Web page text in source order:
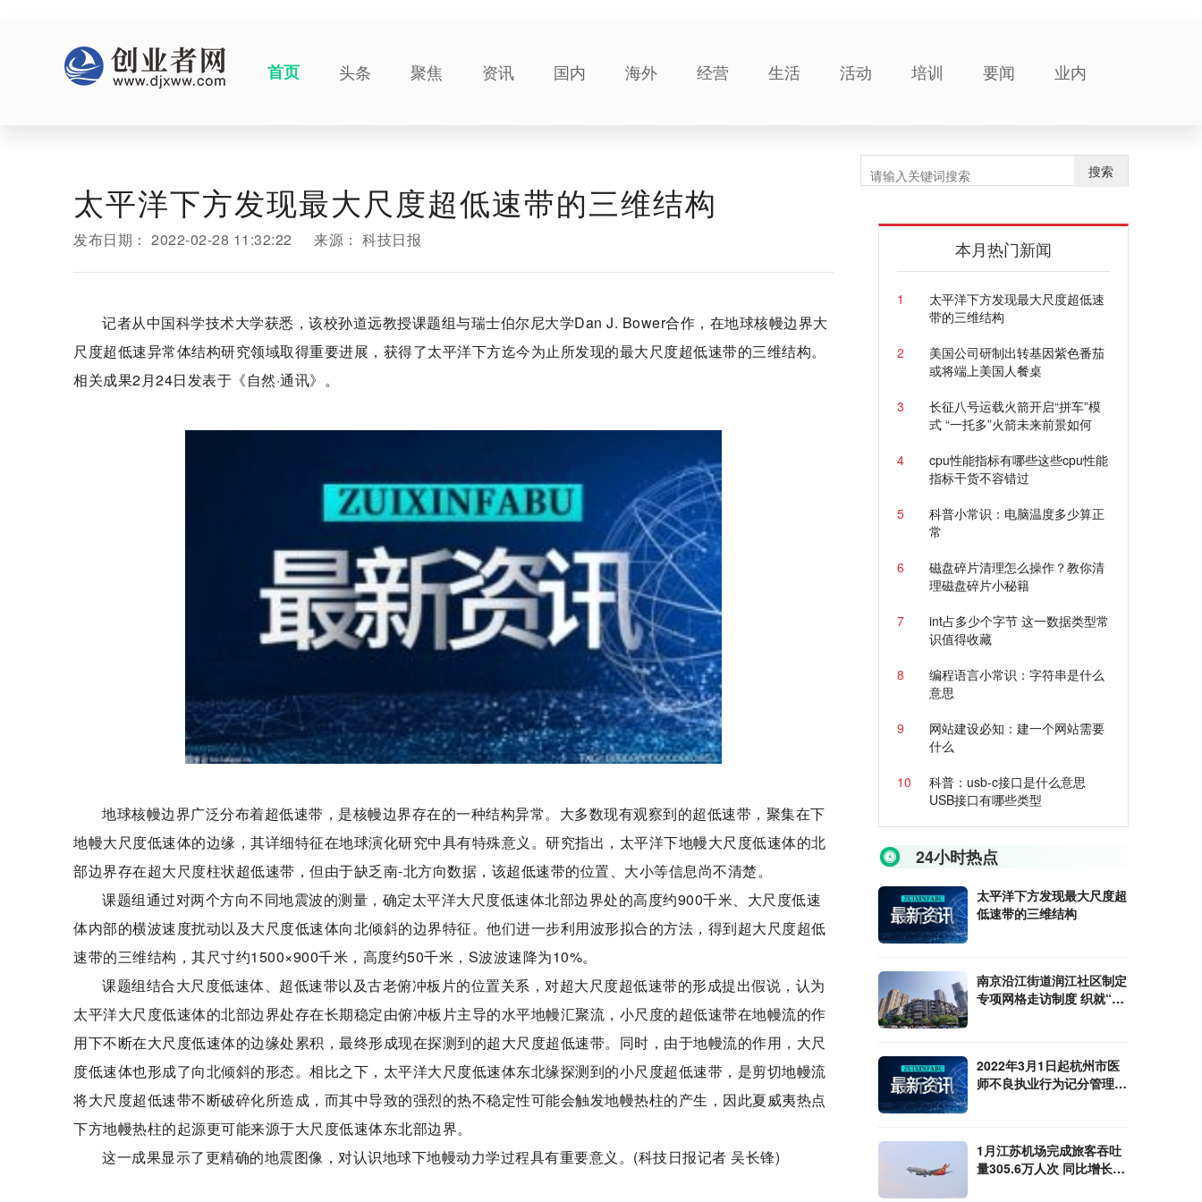
首页 头条 聚焦 资讯 国内 海外 经营 生活 活动 培训 要闻 业内
太平洋下方发现最大尺度超低速带的三维结构
发布日期： 2022-02-28 11:32:22 来源： 科技日报
记者从中国科学技术大学获悉，该校孙道远教授课题组与瑞士伯尔尼大学Dan J. Bower合作，在地球核幔边界大
尺度超低速异常体结构研究领域取得重要进展，获得了太平洋下方迄今为止所发现的最大尺度超低速带的三维结构。
相关成果2月24日发表于《自然·通讯》。
地球核幔边界广泛分布着超低速带，是核幔边界存在的一种结构异常。大多数现有观察到的超低速带，聚集在下
地幔大尺度低速体的边缘，其详细特征在地球演化研究中具有特殊意义。研究指出，太平洋下地幔大尺度低速体的北
部边界存在超大尺度柱状超低速带，但由于缺乏南-北方向数据，该超低速带的位置、大小等信息尚不清楚。
课题组通过对两个方向不同地震波的测量，确定太平洋大尺度低速体北部边界处的高度约900千米、大尺度低速
体内部的横波速度扰动以及大尺度低速体向北倾斜的边界特征。他们进一步利用波形拟合的方法，得到超大尺度超低
速带的三维结构，其尺寸约1500×900千米，高度约50千米，S波波速降为10%。
课题组结合大尺度低速体、超低速带以及古老俯冲板片的位置关系，对超大尺度超低速带的形成提出假说，认为
太平洋大尺度低速体的北部边界处存在长期稳定由俯冲板片主导的水平地幔汇聚流，小尺度的超低速带在地幔流的作
用下不断在大尺度低速体的边缘处累积，最终形成现在探测到的超大尺度超低速带。同时，由于地幔流的作用，大尺
度低速体也形成了向北倾斜的形态。相比之下，太平洋大尺度低速体东北缘探测到的小尺度超低速带，是剪切地幔流
将大尺度超低速带不断破碎化所造成，而其中导致的强烈的热不稳定性可能会触发地幔热柱的产生，因此夏威夷热点
下方地幔热柱的起源更可能来源于大尺度低速体东北部边界。
这一成果显示了更精确的地震图像，对认识地球下地幔动力学过程具有重要意义。(科技日报记者 吴长锋)
搜索
本月热门新闻
1
太平洋下方发现最大尺度超低速
带的三维结构
2
美国公司研制出转基因紫色番茄
或将端上美国人餐桌
3
长征八号运载火箭开启“拼车”模
式 “一托多”火箭未来前景如何
4
cpu性能指标有哪些这些cpu性能
指标干货不容错过
5
科普小常识：电脑温度多少算正
常
6
磁盘碎片清理怎么操作？教你清
理磁盘碎片小秘籍
7
int占多少个字节 这一数据类型常
识值得收藏
8
编程语言小常识：字符串是什么
意思
9
网站建设必知：建一个网站需要
什么
10
科普：usb-c接口是什么意思
USB接口有哪些类型
24小时热点
太平洋下方发现最大尺度超
低速带的三维结构
南京沿江街道润江社区制定
专项网格走访制度 织就“最
2022年3月1日起杭州市医
师不良执业行为记分管理办
1月江苏机场完成旅客吞吐
量305.6万人次 同比增长